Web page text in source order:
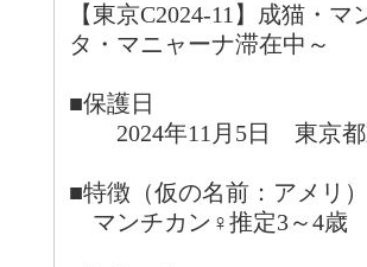
【東京C2024-11】成猫・
タ・マニャーナ滞在中～
■保護日
2024年11月5日 東京都
■特徴（仮の名前：アメリ）
マンチカン♀推定3～4歳